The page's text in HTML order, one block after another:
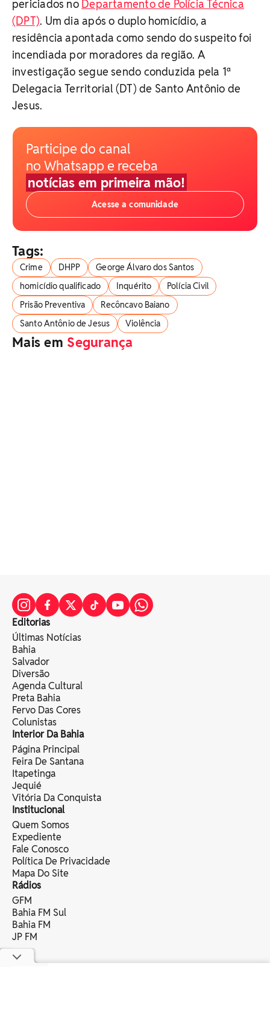
periciados no Departamento de Polícia Técnica
(DPT). Um dia após o duplo homicídio, a
residência apontada como sendo do suspeito foi
incendiada por moradores da região. A
investigação segue sendo conduzida pela 1ª
Delegacia Territorial (DT) de Santo Antônio de
Jesus.
Participe do canal
no Whatsapp e receba
notícias em primeira mão!
Acesse a comunidade
Tags:
Crime DHPP
George Álvaro dos Santos
homicídio qualificado
Inquérito
Polícia Civil
Prisão Preventiva
Recôncavo Baiano
Santo Antônio de Jesus
Violência
Mais em Segurança
Editorias
Últimas Notícias
Bahia
Salvador
Diversão
Agenda Cultural
Preta Bahia
Fervo Das Cores
Colunistas
Interior Da Bahia
Página Principal
Feira De Santana
Itapetinga
Jequié
Vitória Da Conquista
Institucional
Quem Somos
Expediente
Fale Conosco
Política De Privacidade
Mapa Do Site
Rádios
GFM
Bahia FM Sul
Bahia FM
JP FM